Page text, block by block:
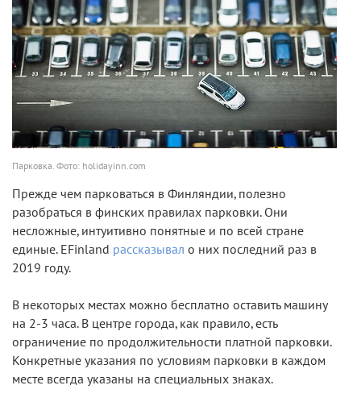
Парковка. Фото: holidayinn.com
Прежде чем парковаться в Финляндии, полезно
разобраться в финских правилах парковки. Они
несложные, интуитивно понятные и по всей стране
единые. EFinland рассказывал о них последний раз в
2019 году.
В некоторых местах можно бесплатно оставить машину
на 2-3 часа. В центре города, как правило, есть
ограничение по продолжительности платной парковки.
Конкретные указания по условиям парковки в каждом
месте всегда указаны на специальных знаках.